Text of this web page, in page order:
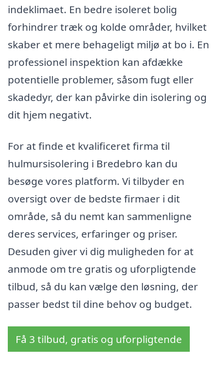
indeklimaet. En bedre isoleret bolig
forhindrer træk og kolde områder, hvilket
skaber et mere behageligt miljø at bo i. En
professionel inspektion kan afdække
potentielle problemer, såsom fugt eller
skadedyr, der kan påvirke din isolering og
dit hjem negativt.
For at finde et kvalificeret firma til
hulmursisolering i Bredebro kan du
besøge vores platform. Vi tilbyder en
oversigt over de bedste firmaer i dit
område, så du nemt kan sammenligne
deres services, erfaringer og priser.
Desuden giver vi dig muligheden for at
anmode om tre gratis og uforpligtende
tilbud, så du kan vælge den løsning, der
passer bedst til dine behov og budget.
Få 3 tilbud, gratis og uforpligtende